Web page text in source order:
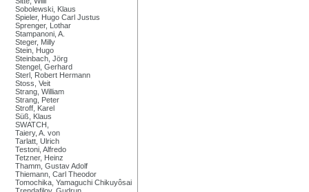
Sobolewski, Klaus
Spieler, Hugo Carl Justus
Sprenger, Lothar
Stampanoni, A.
Steger, Milly
Stein, Hugo
Steinbach, Jörg
Stengel, Gerhard
Sterl, Robert Hermann
Stoss, Veit
Strang, William
Strang, Peter
Stroff, Karel
Süß, Klaus
SWATCH,
Taiery, A. von
Tarlatt, Ulrich
Testoni, Alfredo
Tetzner, Heinz
Thamm, Gustav Adolf
Thiemann, Carl Theodor
Tomochika, Yamaguchi Chikuyôsai